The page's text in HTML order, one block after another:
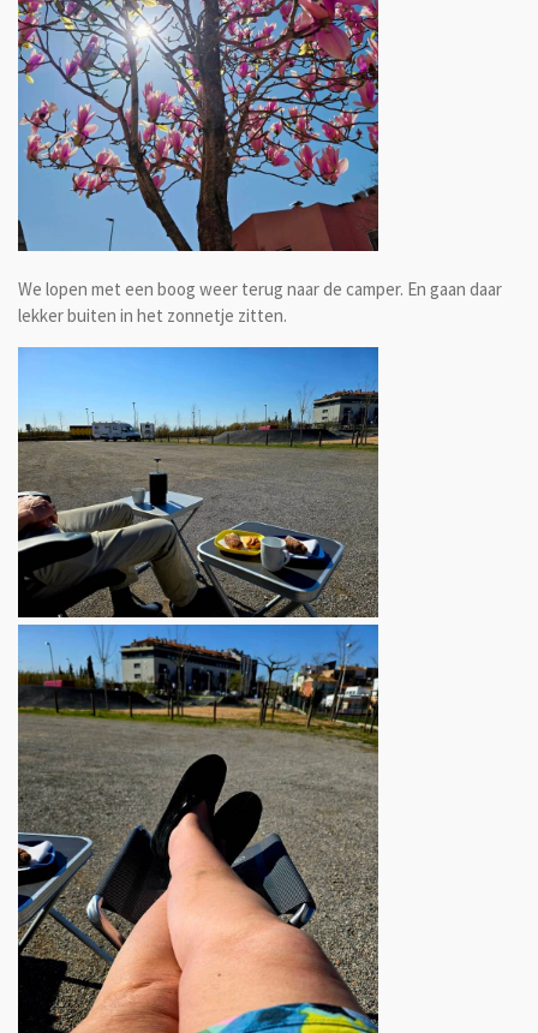
We lopen met een boog weer terug naar de camper. En gaan daar
lekker buiten in het zonnetje zitten.